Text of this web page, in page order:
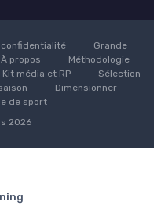
Grande
À propos
Méthodologie
Kit média et RP
Sélection
Dimensionner
de sport
2026